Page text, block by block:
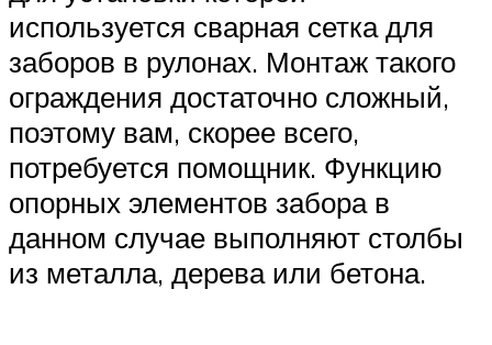
используется сварная сетка для
заборов в рулонах. Монтаж такого
ограждения достаточно сложный,
поэтому вам, скорее всего,
потребуется помощник. Функцию
опорных элементов забора в
данном случае выполняют столбы
из металла, дерева или бетона.